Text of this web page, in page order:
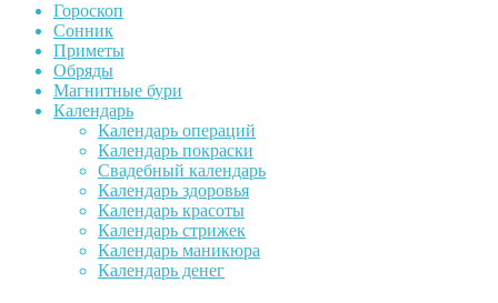
Гороскоп
Сонник
Приметы
Обряды
Магнитные бури
Календарь
Календарь операций
Календарь покраски
Свадебный календарь
Календарь здоровья
Календарь красоты
Календарь стрижек
Календарь маникюра
Календарь денег